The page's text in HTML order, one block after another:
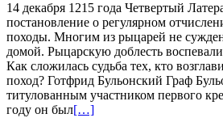
14 декабря 1215 года Четвертый
постановление о регулярном
походы. Многим из рыцарей не
домой. Рыцарскую доблесть
Как сложилась судьба тех, кто
поход? Готфрид Бульонский Граф
титулованным участником первого
году он был[…]